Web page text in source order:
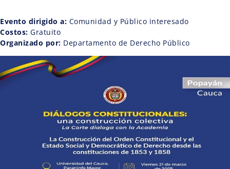
Evento dirigido a: Comunidad y Público interesado
Costos: Gratuito
Organizado por: Departamento de Derecho Público